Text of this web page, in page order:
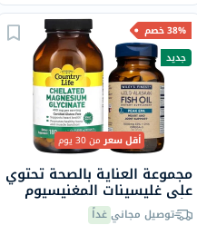
38% خصم
جديد
أقل سعرمن 30 يوم
مجموعة العناية بالصحة تحتوي
على غليسينات المغنيسيوم
وأوميغا 3
توصيل مجانيغداً